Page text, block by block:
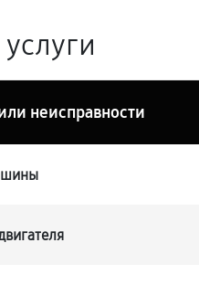
неисправности